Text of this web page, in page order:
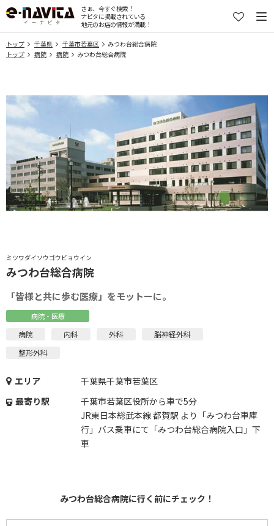
さぁ、今すぐ検索！
ナビタに掲載されている
地元のお店の情報が満載！
トップ 千葉県 千葉市若葉区
みつわ台総合病院
トップ
病院 病院 みつわ台総合病院
ミツワダイソウゴウビョウイン
みつわ台総合病院
「皆様と共に歩む医療」をモットーに。
病院・医療
病院 内科 外科
脳神経外科
整形外科
エリア
千葉県千葉市若葉区
最寄り駅
千葉市若葉区役所から車で5分
JR東日本総武本線 都賀駅 より「みつわ台車庫
行」バス乗車にて「みつわ台総合病院入口」下
車
みつわ台総合病院に行く前にチェック！